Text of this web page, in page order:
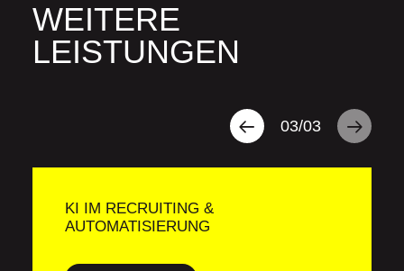
WEITERE
LEISTUNGEN
03/03
KI IM RECRUITING &
AUTOMATISIERUNG